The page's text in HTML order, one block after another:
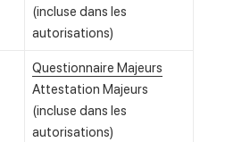
(incluse dans les
autorisations)
Questionnaire Majeurs
Attestation Majeurs
(incluse dans les
autorisations)